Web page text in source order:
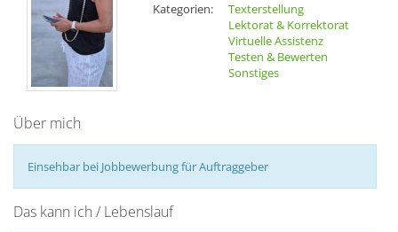
Kategorien:
Texterstellung
Lektorat & Korrektorat
Virtuelle Assistenz
Testen & Bewerten
Sonstiges
Über mich
Einsehbar bei Jobbewerbung für Auftraggeber
Das kann ich / Lebenslauf